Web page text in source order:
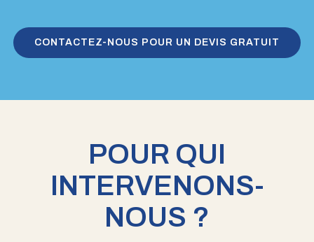
CONTACTEZ-NOUS POUR UN DEVIS GRATUIT
POUR QUI
INTERVENONS-
NOUS ?